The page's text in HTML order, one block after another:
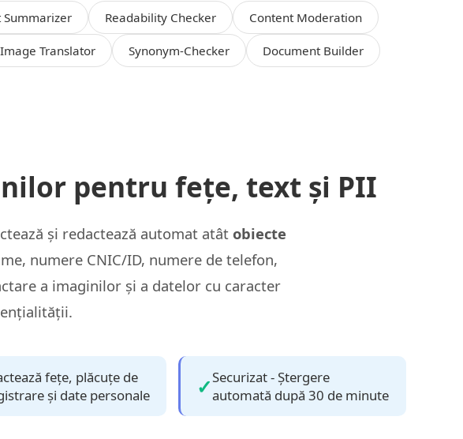
Summarizer Readability Checker Content Moderation
Image Translator Synonym-Checker Document Builder
pentru fețe, text și PII
și redactează automat atât obiecte
numere CNIC/ID, numere de telefon,
a imaginilor și a datelor cu caracter
fețe, plăcuțe de
și date personale
Securizat - Ștergere
automată după 30 de minute